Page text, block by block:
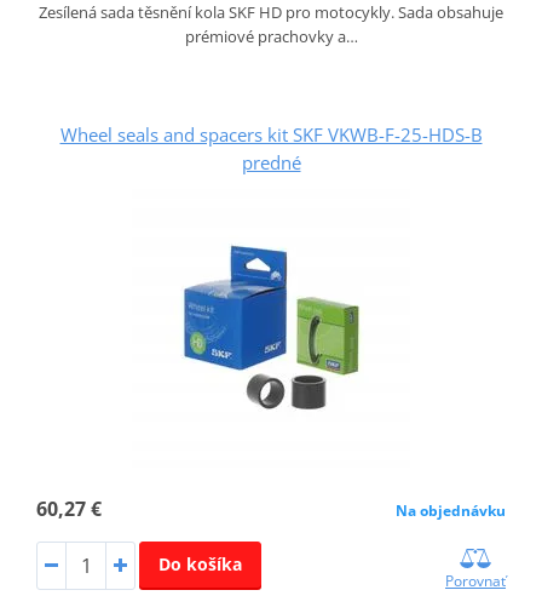
Zesílená sada těsnění kola SKF HD pro motocykly. Sada obsahuje
prémiové prachovky a…
Wheel seals and spacers kit SKF VKWB-F-25-HDS-B
predné
60,27 € Na objednávku
Do košíka
Porovnať